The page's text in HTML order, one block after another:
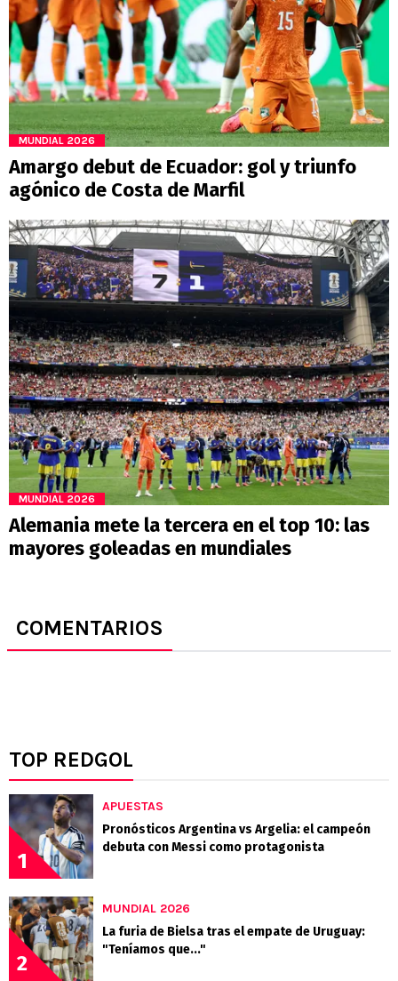
MUNDIAL 2026
Amargo debut de Ecuador: gol y triunfo
agónico de Costa de Marfil
MUNDIAL 2026
Alemania mete la tercera en el top 10: las
mayores goleadas en mundiales
COMENTARIOS
TOP REDGOL
1
APUESTAS
Pronósticos Argentina vs Argelia: el campeón
debuta con Messi como protagonista
2
MUNDIAL 2026
La furia de Bielsa tras el empate de Uruguay:
"Teníamos que..."